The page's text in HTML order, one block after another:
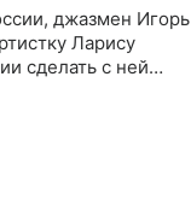
джазмен Игорь
Ларису
сделать с ней